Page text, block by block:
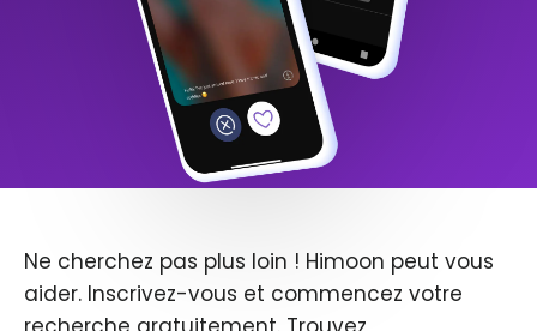
Ne cherchez pas plus loin ! Himoon peut vous
aider. Inscrivez-vous et commencez votre